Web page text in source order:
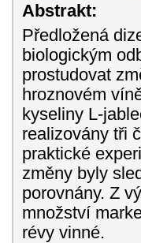
Abstrakt:
Předložená
biologickým
prostudovat
hroznovém
kyseliny L-
realizovány tři
praktické
změny byly
porovnány. Z
množství
révy vinné.